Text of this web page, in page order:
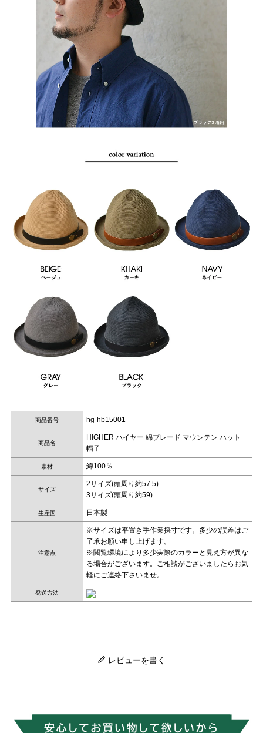
商品番号 hg-hb15001
商品名
HIGHER ハイヤー 綿ブレード マウンテン ハット
帽子
素材 綿100％
サイズ
2サイズ(頭周り約57.5)
3サイズ(頭周り約59)
生産国 日本製
注意点
※サイズは平置き手作業採寸です。多少の誤差はご
了承お願い申し上げます。
※閲覧環境により多少実際のカラーと見え方が異な
る場合がございます。ご相談がございましたらお気
軽にご連絡下さいませ。
発送方法
レビューを書く